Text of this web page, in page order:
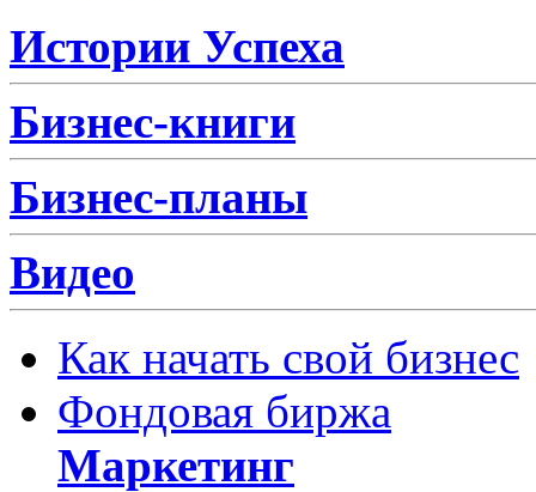
Истории Успеха
Бизнес-книги
Бизнес-планы
Видео
Как начать свой бизнес
Фондовая биржа
Маркетинг